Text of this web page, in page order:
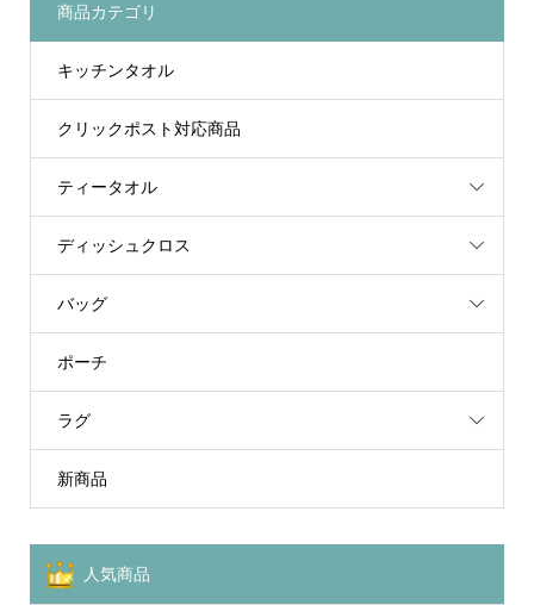
商品カテゴリ
キッチンタオル
クリックポスト対応商品
ティータオル
ディッシュクロス
バッグ
ポーチ
ラグ
新商品
人気商品